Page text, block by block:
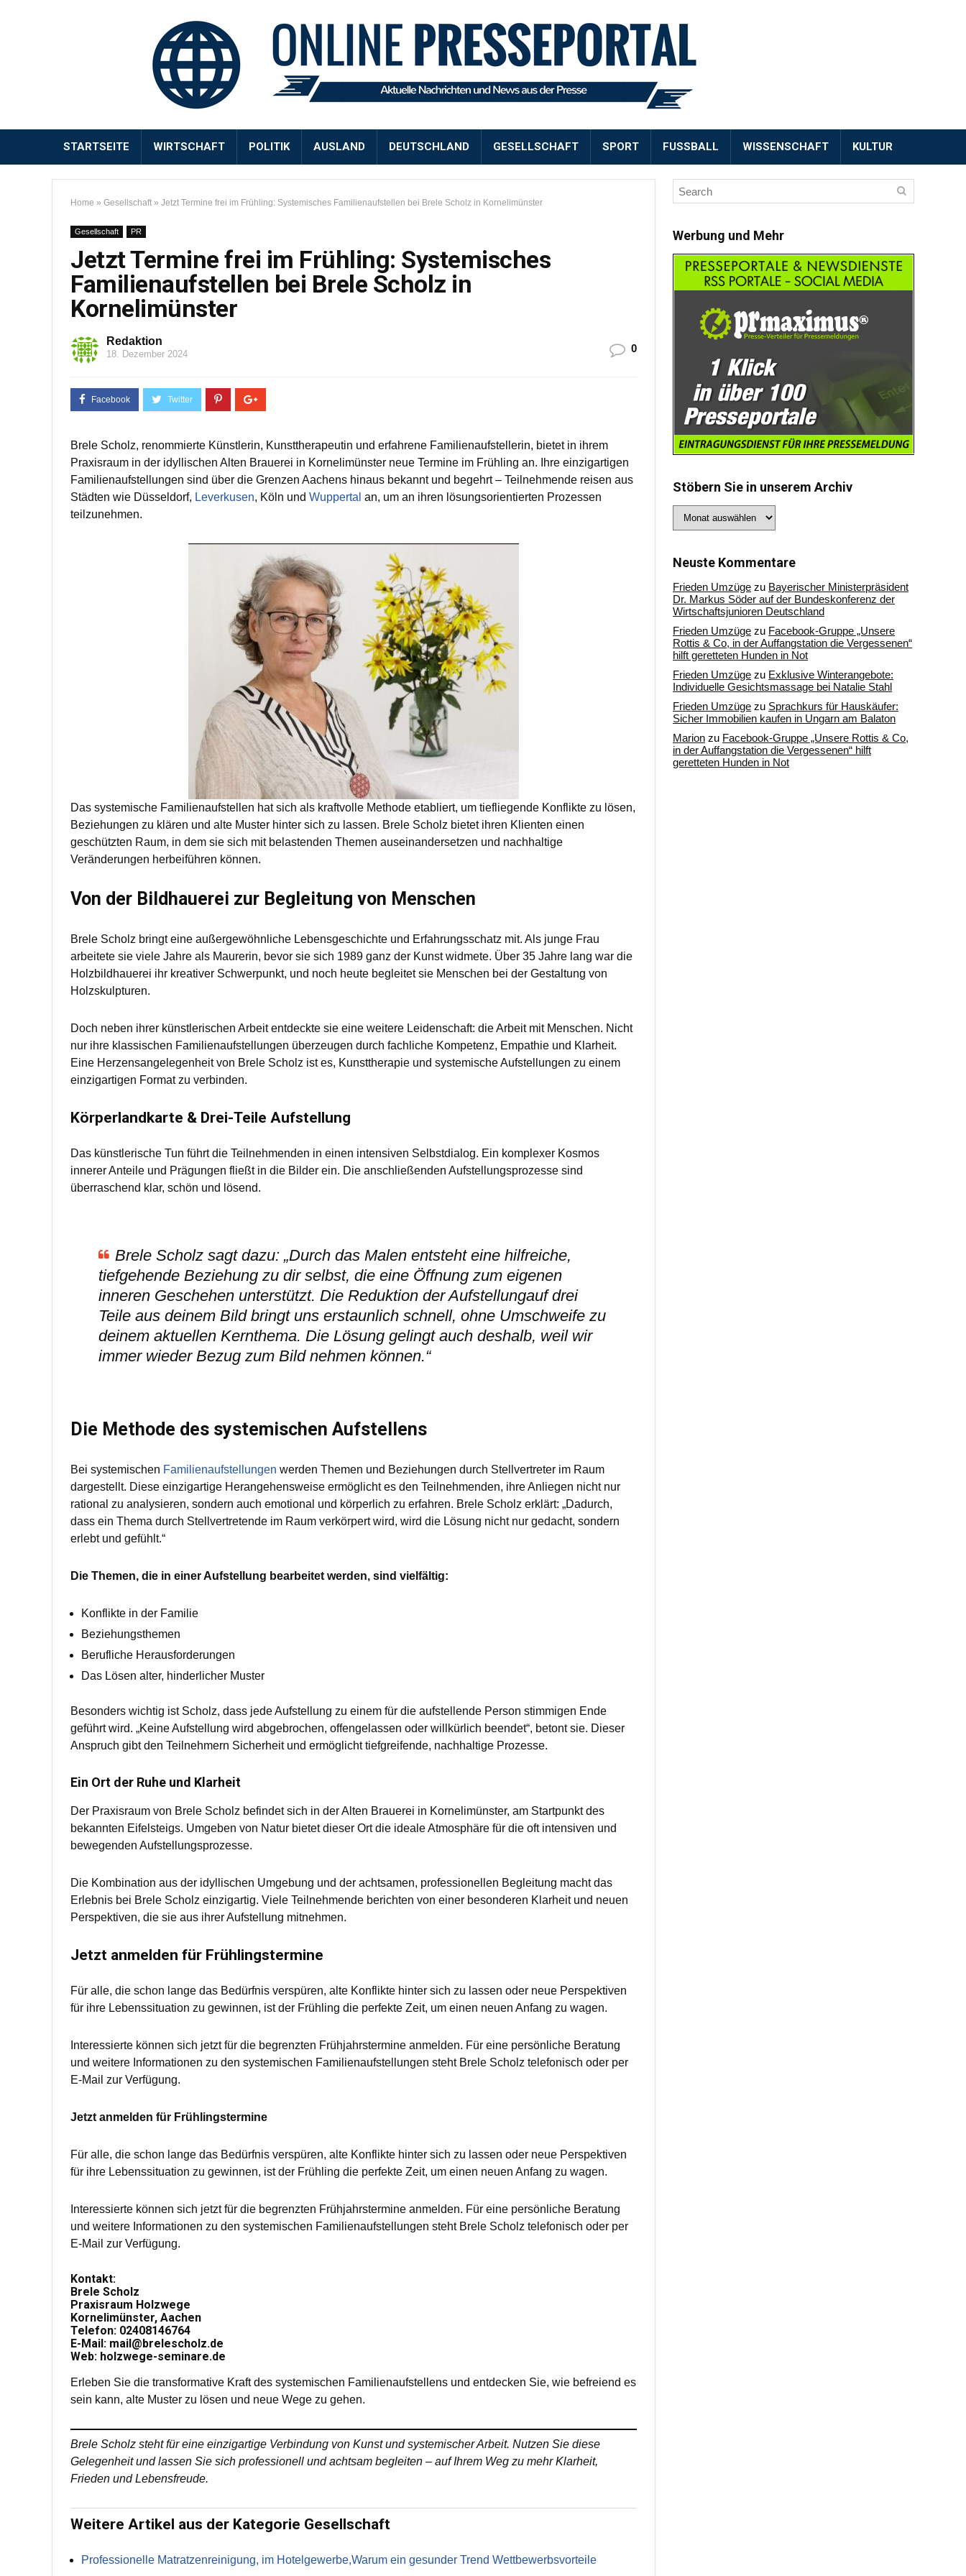
STARTSEITE WIRTSCHAFT POLITIK AUSLAND DEUTSCHLAND GESELLSCHAFT SPORT FUSSBALL WISSENSCHAFT KULTUR
Home » Gesellschaft » Jetzt Termine frei im Frühling: Systemisches Familienaufstellen bei Brele Scholz in Kornelimünster
Gesellschaft PR
Jetzt Termine frei im Frühling: Systemisches
Familienaufstellen bei Brele Scholz in
Kornelimünster
Redaktion
18. Dezember 2024 0
Brele Scholz, renommierte Künstlerin, Kunsttherapeutin und erfahrene Familienaufstellerin, bietet in ihrem
Praxisraum in der idyllischen Alten Brauerei in Kornelimünster neue Termine im Frühling an. Ihre einzigartigen
Familienaufstellungen sind über die Grenzen Aachens hinaus bekannt und begehrt – Teilnehmende reisen aus
Städten wie Düsseldorf, Leverkusen, Köln und Wuppertal an, um an ihren lösungsorientierten Prozessen
teilzunehmen.
Das systemische Familienaufstellen hat sich als kraftvolle Methode etabliert, um tiefliegende Konflikte zu lösen,
Beziehungen zu klären und alte Muster hinter sich zu lassen. Brele Scholz bietet ihren Klienten einen
geschützten Raum, in dem sie sich mit belastenden Themen auseinandersetzen und nachhaltige
Veränderungen herbeiführen können.
Von der Bildhauerei zur Begleitung von Menschen
Brele Scholz bringt eine außergewöhnliche Lebensgeschichte und Erfahrungsschatz mit. Als junge Frau
arbeitete sie viele Jahre als Maurerin, bevor sie sich 1989 ganz der Kunst widmete. Über 35 Jahre lang war die
Holzbildhauerei ihr kreativer Schwerpunkt, und noch heute begleitet sie Menschen bei der Gestaltung von
Holzskulpturen.
Doch neben ihrer künstlerischen Arbeit entdeckte sie eine weitere Leidenschaft: die Arbeit mit Menschen. Nicht
nur ihre klassischen Familienaufstellungen überzeugen durch fachliche Kompetenz, Empathie und Klarheit.
Eine Herzensangelegenheit von Brele Scholz ist es, Kunsttherapie und systemische Aufstellungen zu einem
einzigartigen Format zu verbinden.
Körperlandkarte & Drei-Teile Aufstellung
Das künstlerische Tun führt die Teilnehmenden in einen intensiven Selbstdialog. Ein komplexer Kosmos
innerer Anteile und Prägungen fließt in die Bilder ein. Die anschließenden Aufstellungsprozesse sind
überraschend klar, schön und lösend.
Brele Scholz sagt dazu: „Durch das Malen entsteht eine hilfreiche,
tiefgehende Beziehung zu dir selbst, die eine Öffnung zum eigenen
inneren Geschehen unterstützt. Die Reduktion der Aufstellungauf drei
Teile aus deinem Bild bringt uns erstaunlich schnell, ohne Umschweife zu
deinem aktuellen Kernthema. Die Lösung gelingt auch deshalb, weil wir
immer wieder Bezug zum Bild nehmen können.“
Die Methode des systemischen Aufstellens
Bei systemischen Familienaufstellungen werden Themen und Beziehungen durch Stellvertreter im Raum
dargestellt. Diese einzigartige Herangehensweise ermöglicht es den Teilnehmenden, ihre Anliegen nicht nur
rational zu analysieren, sondern auch emotional und körperlich zu erfahren. Brele Scholz erklärt: „Dadurch,
dass ein Thema durch Stellvertretende im Raum verkörpert wird, wird die Lösung nicht nur gedacht, sondern
erlebt und gefühlt.“
Die Themen, die in einer Aufstellung bearbeitet werden, sind vielfältig:
Konflikte in der Familie
Beziehungsthemen
Berufliche Herausforderungen
Das Lösen alter, hinderlicher Muster
Besonders wichtig ist Scholz, dass jede Aufstellung zu einem für die aufstellende Person stimmigen Ende
geführt wird. „Keine Aufstellung wird abgebrochen, offengelassen oder willkürlich beendet“, betont sie. Dieser
Anspruch gibt den Teilnehmern Sicherheit und ermöglicht tiefgreifende, nachhaltige Prozesse.
Ein Ort der Ruhe und Klarheit
Der Praxisraum von Brele Scholz befindet sich in der Alten Brauerei in Kornelimünster, am Startpunkt des
bekannten Eifelsteigs. Umgeben von Natur bietet dieser Ort die ideale Atmosphäre für die oft intensiven und
bewegenden Aufstellungsprozesse.
Die Kombination aus der idyllischen Umgebung und der achtsamen, professionellen Begleitung macht das
Erlebnis bei Brele Scholz einzigartig. Viele Teilnehmende berichten von einer besonderen Klarheit und neuen
Perspektiven, die sie aus ihrer Aufstellung mitnehmen.
Jetzt anmelden für Frühlingstermine
Für alle, die schon lange das Bedürfnis verspüren, alte Konflikte hinter sich zu lassen oder neue Perspektiven
für ihre Lebenssituation zu gewinnen, ist der Frühling die perfekte Zeit, um einen neuen Anfang zu wagen.
Interessierte können sich jetzt für die begrenzten Frühjahrstermine anmelden. Für eine persönliche Beratung
und weitere Informationen zu den systemischen Familienaufstellungen steht Brele Scholz telefonisch oder per
E-Mail zur Verfügung.
Jetzt anmelden für Frühlingstermine
Für alle, die schon lange das Bedürfnis verspüren, alte Konflikte hinter sich zu lassen oder neue Perspektiven
für ihre Lebenssituation zu gewinnen, ist der Frühling die perfekte Zeit, um einen neuen Anfang zu wagen.
Interessierte können sich jetzt für die begrenzten Frühjahrstermine anmelden. Für eine persönliche Beratung
und weitere Informationen zu den systemischen Familienaufstellungen steht Brele Scholz telefonisch oder per
E-Mail zur Verfügung.
Kontakt:
Brele Scholz
Praxisraum Holzwege
Kornelimünster, Aachen
Telefon: 02408146764
E-Mail: mail@brelescholz.de
Web: holzwege-seminare.de
Erleben Sie die transformative Kraft des systemischen Familienaufstellens und entdecken Sie, wie befreiend es
sein kann, alte Muster zu lösen und neue Wege zu gehen.
Brele Scholz steht für eine einzigartige Verbindung von Kunst und systemischer Arbeit. Nutzen Sie diese
Gelegenheit und lassen Sie sich professionell und achtsam begleiten – auf Ihrem Weg zu mehr Klarheit,
Frieden und Lebensfreude.
Weitere Artikel aus der Kategorie Gesellschaft
Professionelle Matratzenreinigung, im Hotelgewerbe,Warum ein gesunder Trend Wettbewerbsvorteile
Werbung und Mehr
Stöbern Sie in unserem Archiv
Sie
Archiv
Neuste Kommentare
Frieden Umzüge zu Bayerischer Ministerpräsident
Dr. Markus Söder auf der Bundeskonferenz der
Wirtschaftsjunioren Deutschland
Frieden Umzüge zu Facebook-Gruppe „Unsere
Rottis & Co, in der Auffangstation die Vergessenen“
hilft geretteten Hunden in Not
Frieden Umzüge zu Exklusive Winterangebote:
Individuelle Gesichtsmassage bei Natalie Stahl
Frieden Umzüge zu Sprachkurs für Hauskäufer:
Sicher Immobilien kaufen in Ungarn am Balaton
Marion zu Facebook-Gruppe „Unsere Rottis & Co,
in der Auffangstation die Vergessenen“ hilft
geretteten Hunden in Not